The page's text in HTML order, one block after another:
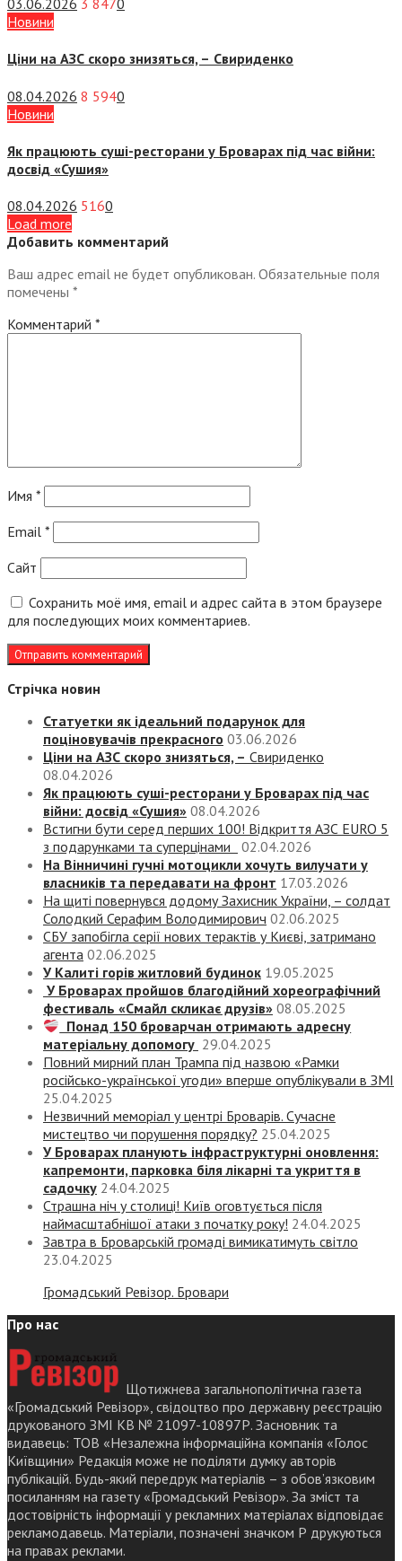
03.06.2026 3 8470
Новини
Ціни на АЗС скоро знизяться, – Свириденко
08.04.2026 8 5940
Новини
Як працюють суші-ресторани у Броварах під час війни:
досвід «Сушия»
08.04.2026 5160
Load more
Добавить комментарий
Ваш адрес email не будет опубликован. Обязательные поля
помечены *
Комментарий *
Имя *
Email *
Сайт
Сохранить моё имя, email и адрес сайта в этом браузере
для последующих моих комментариев.
Стрічка новин
Статуетки як ідеальний подарунок для
поціновувачів прекрасного 03.06.2026
Ціни на АЗС скоро знизяться, – Свириденко
08.04.2026
Як працюють суші-ресторани у Броварах під час
війни: досвід «Сушия» 08.04.2026
Встигни бути серед перших 100! Відкриття АЗС EURO 5
з подарунками та суперцінами
02.04.2026
На Вінничині гучні мотоцикли хочуть вилучати у
власників та передавати на фронт 17.03.2026
На щиті повернувся додому Захисник України, – солдат
Солодкий Серафим Володимирович 02.06.2025
СБУ запобігла серії нових терактів у Києві, затримано
агента 02.06.2025
У Калиті горів житловий будинок 19.05.2025
У Броварах пройшов благодійний хореографічний
фестиваль «Смайл скликає друзів» 08.05.2025
Понад 150 броварчан отримають адресну
матеріальну допомогу 29.04.2025
Повний мирний план Трампа під назвою «‎Рамки
російсько-української угоди» вперше опублікували в ЗМІ
25.04.2025
Незвичний меморіал у центрі Броварів. Сучасне
мистецтво чи порушення порядку? 25.04.2025
У Броварах планують інфраструктурні оновлення:
капремонти, парковка біля лікарні та укриття в
садочку 24.04.2025
Страшна ніч у столиці! Київ оговтується після
наймасштабнішої атаки з початку року! 24.04.2025
Завтра в Броварській громаді вимикатимуть світло
23.04.2025
Громадський Ревізор. Бровари
Про нас
Щотижнева загальнополітична газета
«Громадський Ревізор», свідоцтво про державну реєстрацію
друкованого ЗМІ КВ № 21097-10897Р. Засновник та
видавець: ТОВ «Незалежна інформаційна компанія «Голос
Київщини» Редакція може не поділяти думку авторів
публікацій. Будь-який передрук матеріалів – з обов’язковим
посиланням на газету «Громадський Ревізор». За зміст та
достовірність інформації у рекламних матеріалах відповідає
рекламодавець. Матеріали, позначені значком Р друкуються
на правах реклами.